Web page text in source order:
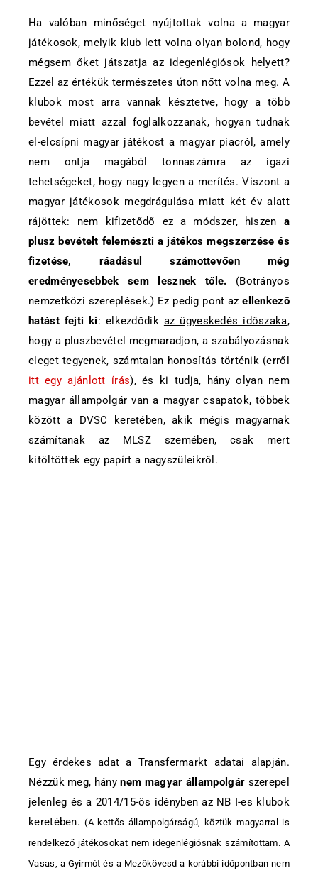
Ha valóban minőséget nyújtottak volna a magyar
játékosok, melyik klub lett volna olyan bolond, hogy
mégsem őket játszatja az idegenlégiósok helyett?
Ezzel az értékük természetes úton nőtt volna meg. A
klubok most arra vannak késztetve, hogy a több
bevétel miatt azzal foglalkozzanak, hogyan tudnak
el-elcsípni magyar játékost a magyar piacról, amely
nem ontja magából tonnaszámra az igazi
tehetségeket, hogy nagy legyen a merítés. Viszont a
magyar játékosok megdrágulása miatt két év alatt
rájöttek: nem kifizetődő ez a módszer, hiszen a
plusz bevételt felemészti a játékos megszerzése és
fizetése, ráadásul számottevően még
eredményesebbek sem lesznek tőle. (Botrányos
nemzetközi szereplések.) Ez pedig pont azellenkező
hatást fejti ki: elkezdődik az ügyeskedés időszaka,
hogy a pluszbevétel megmaradjon, a szabályozásnak
eleget tegyenek, számtalan honosítás történik (erről
itt egy ajánlott írás), és ki tudja, hány olyan nem
magyar állampolgár van a magyar csapatok, többek
között a DVSC keretében, akik mégis magyarnak
számítanak az MLSZ szemében, csak mert
kitöltöttek egy papírt a nagyszüleikről.
Egy érdekes adat a Transfermarkt adatai alapján.
Nézzük meg, hánynem magyar állampolgár szerepel
jelenleg és a 2014/15-ös idényben az NB I-es klubok
keretében.(A kettős állampolgárságú, köztük magyarral is
rendelkező játékosokat nem idegenlégiósnak számítottam. A
Vasas, a Gyirmót és a Mezőkövesd a korábbi időpontban nem